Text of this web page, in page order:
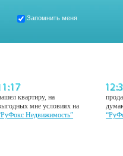
Запомнить меня
квартиру, на
мне условиях на
Недвижимость”